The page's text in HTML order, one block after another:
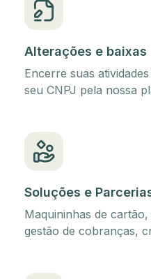
Alterações e baixas
Encerre suas
seu CNPJ pela nossa
Soluções e
Maquininhas de
gestão de cobranças,